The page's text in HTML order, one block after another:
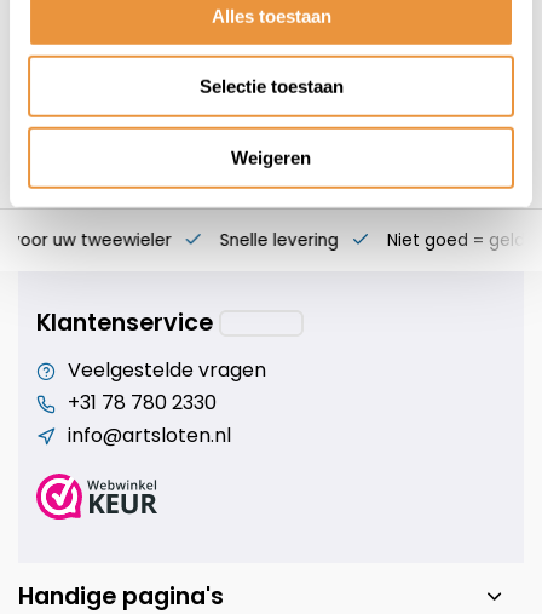
Alles toestaan
Selectie toestaan
Weigeren
voor uw tweewieler Snelle levering Niet goed = geld
Klantenservice
Veelgestelde vragen
+31 78 780 2330
info@artsloten.nl
Handige pagina's